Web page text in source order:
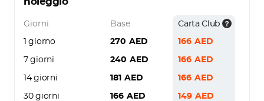
Giorni Base Carta Club
1 giorno 270 AED 166 AED
7 giorni 240 AED 166 AED
14 giorni 181 AED 166 AED
30 giorni 166 AED 149 AED